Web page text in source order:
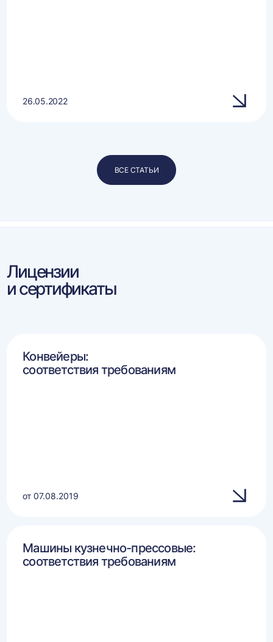
26.05.2022
ВСЕ СТАТЬИ
Лицензии
и сертификаты
Конвейеры:
соответствия требованиям
от 07.08.2019
Машины кузнечно-прессовые:
соответствия требованиям